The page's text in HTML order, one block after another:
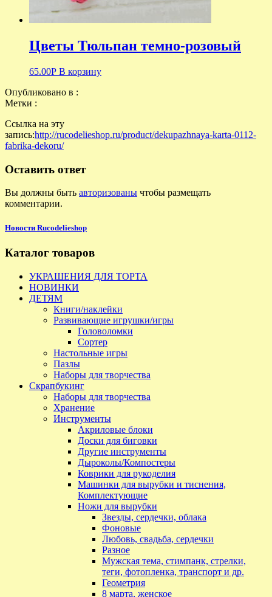
Цветы Тюльпан темно-розовый
65.00Р В корзину
Опубликовано в :
Метки :
Ссылка на эту
запись:http://rucodelieshop.ru/product/dekupazhnaya-karta-0112-
fabrika-dekoru/
Оставить ответ
Вы должны быть авторизованы чтобы размещать
комментарии.
Новости Rucodelieshop
Каталог товаров
УКРАШЕНИЯ ДЛЯ ТОРТА
НОВИНКИ
ДЕТЯМ
Книги/наклейки
Развивающие игрушки/игры
Головоломки
Сортер
Настольные игры
Пазлы
Наборы для творчества
Скрапбукинг
Наборы для творчества
Хранение
Инструменты
Акриловые блоки
Доски для биговки
Другие инструменты
Дыроколы/Компостеры
Коврики для рукоделия
Машинки для вырубки и тиснения,
Комплектующие
Ножи для вырубки
Звезды, сердечки, облака
Фоновые
Любовь, свадьба, сердечки
Разное
Мужская тема, стимпанк, стрелки,
теги, фотопленка, транспорт и др.
Геометрия
8 марта, женское